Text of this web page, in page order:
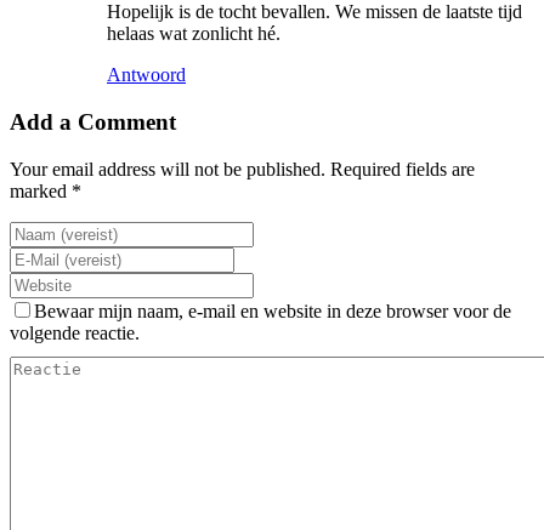
Hopelijk is de tocht bevallen. We missen de laatste tijd
helaas wat zonlicht hé.
Antwoord
Add a Comment
Your email address will not be published. Required fields are
marked *
Bewaar mijn naam, e-mail en website in deze browser voor de
volgende reactie.